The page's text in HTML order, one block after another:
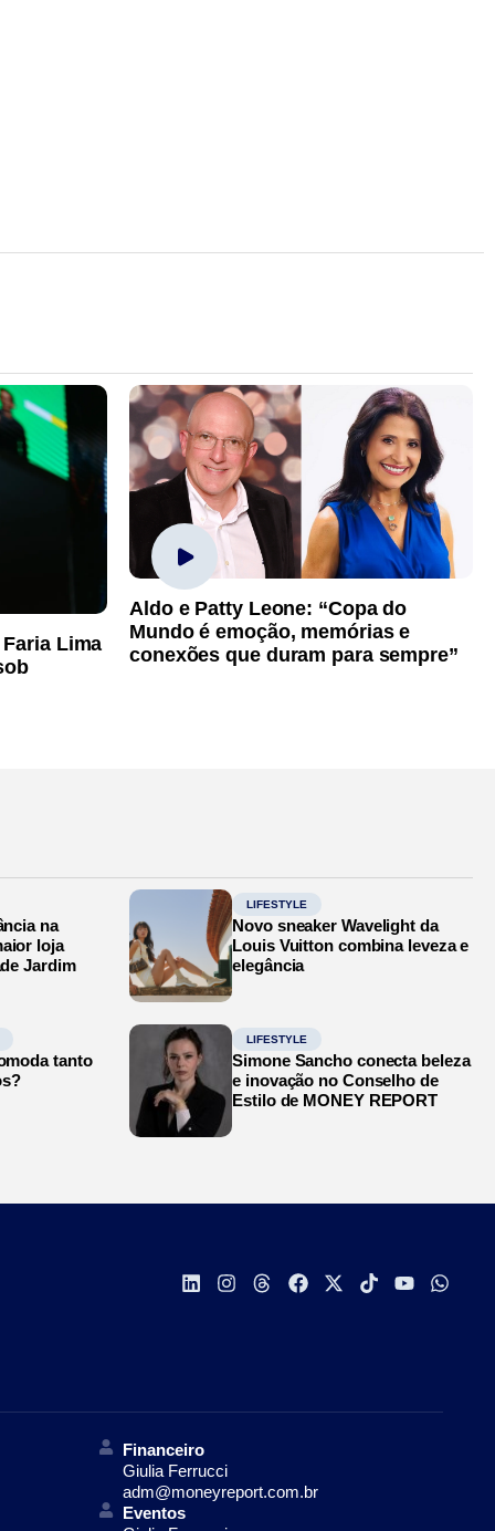
Lima
Aldo e Patty Leone: “Copa do
Mundo é emoção, memórias e
conexões que duram para sempre”
na
loja
Jardim
LIFESTYLE
Novo sneaker Wavelight da
Louis Vuitton combina leveza e
elegância
tanto
LIFESTYLE
Simone Sancho conecta beleza
e inovação no Conselho de
Estilo de MONEY REPORT
Financeiro
Giulia Ferrucci
adm@moneyreport.com.br
Eventos